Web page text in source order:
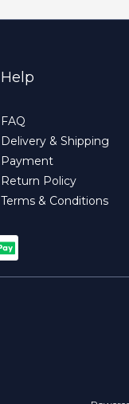
Help
FAQ
Delivery & Shipping
Payment
Return Policy
Terms & Conditions